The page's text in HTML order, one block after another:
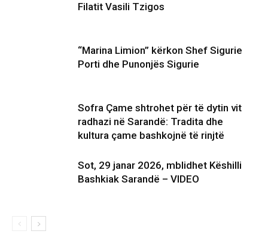
Filatit Vasili Tzigos
“Marina Limion” kërkon Shef Sigurie
Porti dhe Punonjës Sigurie
Sofra Çame shtrohet për të dytin vit
radhazi në Sarandë: Tradita dhe
kultura çame bashkojnë të rinjtë
Sot, 29 janar 2026, mblidhet Këshilli
Bashkiak Sarandë – VIDEO